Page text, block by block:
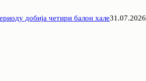
добија четири балон хале31.07.2026